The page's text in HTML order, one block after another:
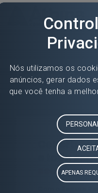
Seguro
e toda
seus bens.